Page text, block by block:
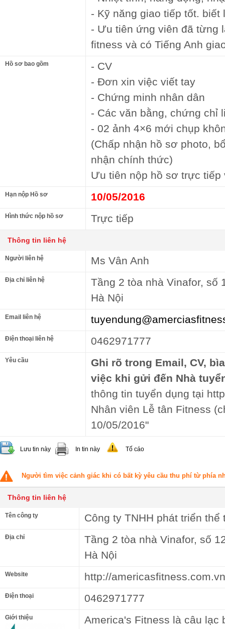
- Kỹ năng giao tiếp tốt. biết
- Ưu tiên ứng viên đã từng
fitness và có Tiếng Anh
Hồ sơ bao gồm
- CV
- Đơn xin việc viết tay
- Chứng minh nhân dân
- Các văn bằng, chứng chỉ
- 02 ảnh 4×6 mới chụp
(Chấp nhận hồ sơ photo,
nhận chính thức)
Ưu tiên nộp hồ sơ trực tiếp
Hạn nộp Hồ sơ 10/05/2016
Hình thức nộp hồ sơ Trực tiếp
Thông tin liên hệ
Người liên hệ Ms Vân Anh
Địa chỉ liên hệ
Tầng 2 tòa nhà Vinafor, số
Hà Nội
Email liên hệ
Điện thoại liên hệ 0462971777
Yêu cầu
Ghi rõ trong Email, CV,
việc khi gửi đến Nhà
thông tin tuyển dụng tại
Nhân viên Lễ tân Fitness
10/05/2016"
Lưu tin này In tin này Tố cáo
Người tìm việc cảnh giác khi có bất kỳ yêu cầu thu phí từ phía
Thông tin liên hệ
Tên công ty Công ty TNHH phát triển
Địa chỉ
Tầng 2 tòa nhà Vinafor, số
Hà Nội
Website http://
Điện thoại 0462971777
Giới thiệu
America's Fitness là câu lạc